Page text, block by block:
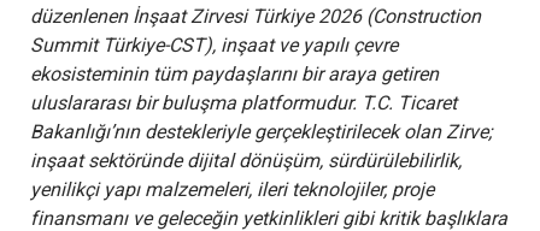
düzenlenen İnşaat Zirvesi Türkiye 2026 (Construction
Summit Türkiye-CST), inşaat ve yapılı çevre
ekosisteminin tüm paydaşlarını bir araya getiren
uluslararası bir buluşma platformudur. T.C. Ticaret
Bakanlığı’nın destekleriyle gerçekleştirilecek olan Zirve;
inşaat sektöründe dijital dönüşüm, sürdürülebilirlik,
yenilikçi yapı malzemeleri, ileri teknolojiler, proje
finansmanı ve geleceğin yetkinlikleri gibi kritik başlıklara